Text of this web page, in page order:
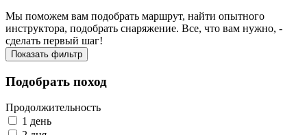
Мы поможем вам подобрать маршрут, найти опытного
инструктора, подобрать снаряжение. Все, что вам нужно, -
сделать первый шаг!
Показать фильтр
Подобрать поход
Продолжительность
1 день